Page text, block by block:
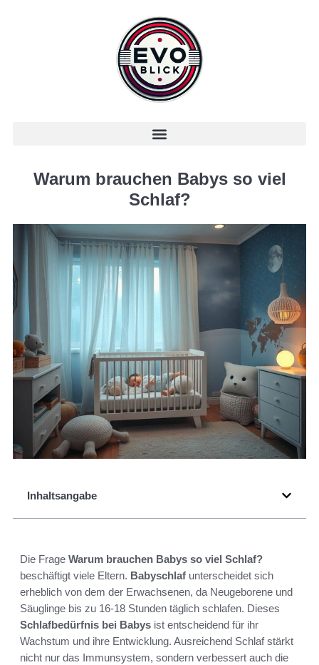
Warum brauchen Babys so viel
Schlaf?
Inhaltsangabe
Die Frage Warum brauchen Babys so viel Schlaf?
beschäftigt viele Eltern. Babyschlaf unterscheidet sich
erheblich von dem der Erwachsenen, da Neugeborene und
Säuglinge bis zu 16-18 Stunden täglich schlafen. Dieses
Schlafbedürfnis bei Babys ist entscheidend für ihr
Wachstum und ihre Entwicklung. Ausreichend Schlaf stärkt
nicht nur das Immunsystem, sondern verbessert auch die